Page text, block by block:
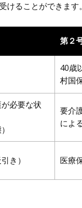
けることができます。
第２
40歳
村国
必要な状
要介
によ
き） 医療